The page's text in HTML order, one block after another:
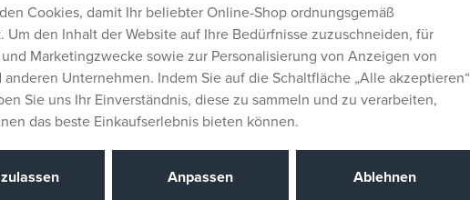
Cookies, damit Ihr beliebter Online-Shop ordnungsgemäß
Um den Inhalt der Website auf Ihre Bedürfnisse zuzuschneiden, für
Marketingzwecke sowie zur Personalisierung von Anzeigen von
anderen Unternehmen. Indem Sie auf die Schaltfläche „Alle akzeptieren“
Sie uns Ihr Einverständnis, diese zu sammeln und zu verarbeiten,
das beste Einkaufserlebnis bieten können.
Anpassen Ablehnen